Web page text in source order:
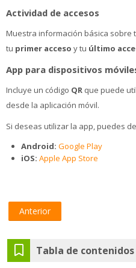
Actividad de accesos
Muestra información básica sobre
tu primer acceso y tu último
App para dispositivos
Incluye un código QR que puede
desde la aplicación móvil.
Si deseas utilizar la app, puedes
Android: Google Play
iOS: Apple App Store
Anterior
Salta Tabla de contenidos
Tabla de contenidos